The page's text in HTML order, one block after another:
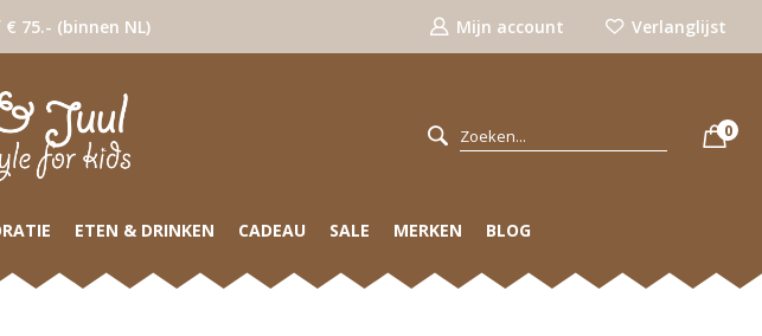
75.- (binnen NL) Mijn account Verlanglijst
0
ETEN & DRINKEN CADEAU SALE MERKEN BLOG